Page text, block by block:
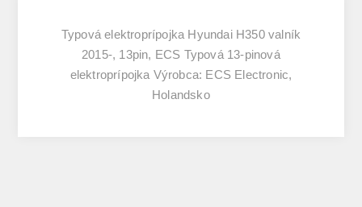
Typová elektroprípojka Hyundai H350 valník
2015-, 13pin, ECS Typová 13-pinová
elektroprípojka Výrobca: ECS Electronic,
Holandsko